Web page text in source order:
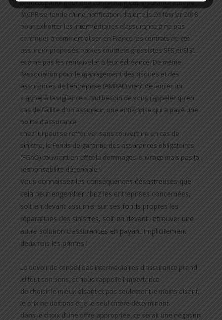
préoccupante pour que concernant CBL Insurance Europe,
l’ACPR se fende d’une notification d’alerte le 20 février 2018
pour exhorter les intermédiaires d’assurance à ne pas
continuer à commercialiser en France les contrats de cet
assureur proposés par les courtiers grossistes SFS et EISL
et à ne pas les renouveler à leur échéance. De même,
l’association pour le management des risques et des
assurances de l’entreprise (AMRAE) vient de lancer un
« appel à la vigilance ». Nul besoin de vous rappeler qu’en
cas de faillite d’un assureur, une entreprise qui a payé une
police d’assurance
chez lui peut se retrouver sans couverture en cas de
sinistre, le Fonds de garantie des assurances obligatoires
(FGAO) couvrant en effet la dommages-ouvrage mais pas la
responsabilité décennale !
Vous connaissez les conséquences désastreuses que
cela peut engendrer chez les entreprises concernées,
soit en devant assumer sur ses fonds propres les
réparations des sinistres, soit en devant retrouver une
autre solution d’assurances en payant implicitement
deux fois les primes !
Le devoir de conseil des intermédiaires d’assurance prend
ici tout son sens, et nous rappelle l’importance
de choisir le mieux disant et pas seulement le moins disant,
le prix ne doit pas être le seul critère déterminant
dans le choix d’une offre appropriée, ce serait une négation